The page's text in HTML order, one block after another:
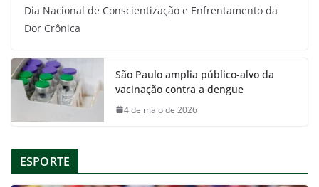
Dia Nacional de Conscientização e Enfrentamento da
Dor Crônica
São Paulo amplia público-alvo da
vacinação contra a dengue
4 de maio de 2026
ESPORTE